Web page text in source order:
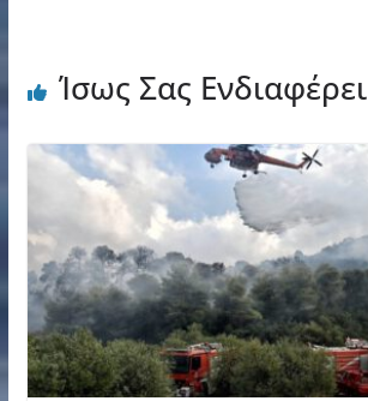
Ίσως Σας Ενδιαφέρει